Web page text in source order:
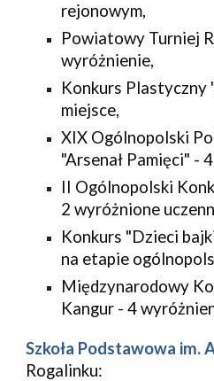
rejonowym,
Powiatowy Turniej
wyróżnienie,
Konkurs Plastyczny
miejsce,
XIX Ogólnopolski
"Arsenał Pamięci" -
II Ogólnopolski
2 wyróżnione
Konkurs "Dzieci
na etapie
Międzynarodowy
Kangur - 4
Szkoła Podstawowa im.
Rogalinku: